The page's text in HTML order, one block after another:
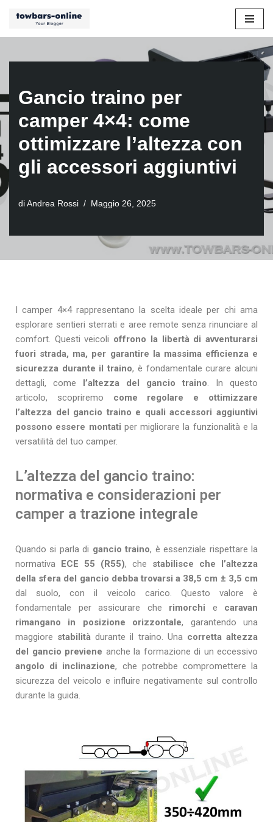
contenuto
Gancio traino per
camper 4×4: come
ottimizzare l’altezza con
gli accessori aggiuntivi
di Andrea Rossi Maggio 26, 2025
I camper 4×4 rappresentano la scelta ideale per chi ama
esplorare sentieri sterrati e aree remote senza rinunciare al
comfort. Questi veicoli offrono la libertà di avventurarsi
fuori strada, ma, per garantire la massima efficienza e
sicurezza durante il traino, è fondamentale curare alcuni
dettagli, come l’altezza del gancio traino. In questo
articolo, scopriremo come regolare e ottimizzare
l’altezza del gancio traino e quali accessori aggiuntivi
possono essere montati per migliorare la funzionalità e la
versatilità del tuo camper.
L’altezza del gancio traino:
normativa e considerazioni per
camper a trazione integrale
Quando si parla di gancio traino, è essenziale rispettare la
normativa ECE 55 (R55), che stabilisce che l’altezza
della sfera del gancio debba trovarsi a 38,5 cm ± 3,5 cm
dal suolo, con il veicolo carico. Questo valore è
fondamentale per assicurare che rimorchi e caravan
rimangano in posizione
orizzontale, garantendo una
maggiore stabilità durante il traino. Una corretta altezza
del gancio previene anche la formazione di un eccessivo
angolo di inclinazione, che potrebbe compromettere la
sicurezza del veicolo e influire negativamente sul controllo
durante la guida.